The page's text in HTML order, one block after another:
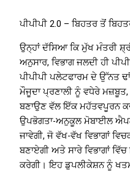
ਪੀਪੀਪੀ 2.0 – ਬਿਹਤਰ ਤੋਂ
ਉਨ੍ਹਾਂ ਦੱਸਿਆ ਕਿ ਮੁੱਖ ਮੰਤਰੀ
ਅਨੁਸਾਰ, ਵਿਭਾਗ ਜਲਦੀ ਹੀ
ਪੀਪੀਪੀ ਪਲੇਟਫਾਰਮ ਦੇ ਉੱਨਤ
ਮੌਜੂਦਾ ਪ੍ਰਣਾਲੀ ਨੂੰ ਵਧੇਰੇ
ਬਣਾਉਣ ਵੱਲ ਇੱਕ ਮਹੱਤਵਪੂਰਨ
ਉਪਭੋਗਤਾ-ਅਨੁਕੂਲ ਮੋਬਾਈਲ
ਜਾਵੇਗੀ, ਜੋ ਵੱਖ-ਵੱਖ ਵਿਭਾਗਾਂ
ਬਣਾਏਗੀ ਅਤੇ ਸਾਰੇ ਵਿਭਾਗਾਂ
ਕਰੇਗੀ। ਇਹ ਡੁਪਲੀਕੇਸ਼ਨ ਨੂੰ